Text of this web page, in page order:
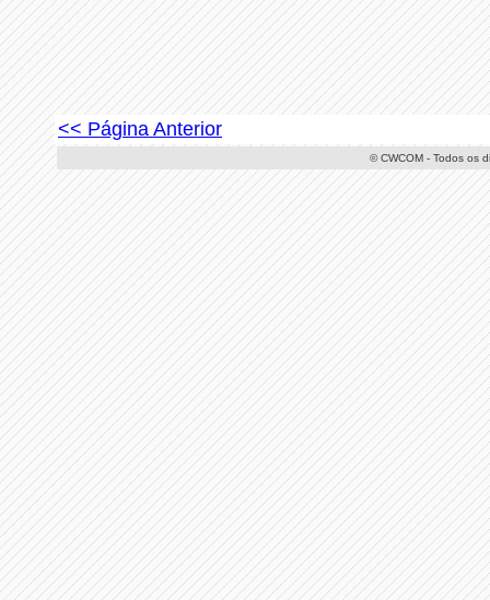
<< Página Anterior
© CWCOM - Todos os